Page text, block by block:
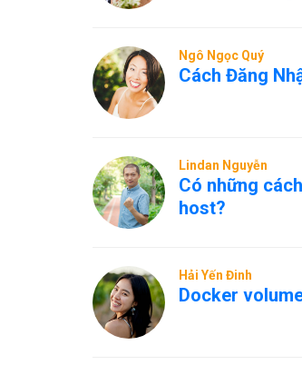
Ngô Ngọc Quý
Cách Đăng
Lindan Nguyễn
Có những
host?
Hải Yến Đinh
Docker